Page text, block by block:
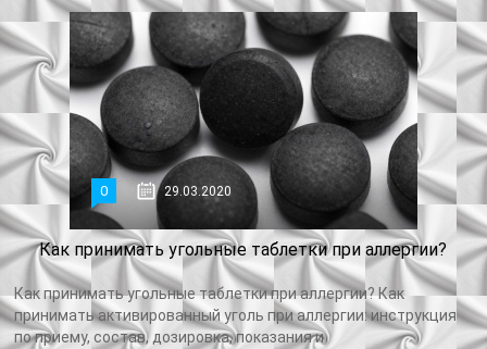
0 29.03.2020
Как принимать угольные таблетки при аллергии?
Как принимать угольные таблетки при аллергии? Как
принимать активированный уголь при аллергии: инструкция
по приему, состав, дозировка, показания и